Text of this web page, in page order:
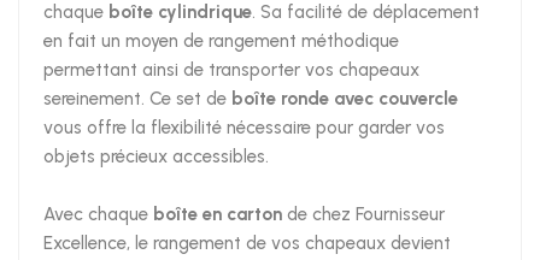
chaque boîte cylindrique. Sa facilité de déplacement
en fait un moyen de rangement méthodique
permettant ainsi de transporter vos chapeaux
sereinement. Ce set de boîte ronde avec couvercle
vous offre la flexibilité nécessaire pour garder vos
objets précieux accessibles.
Avec chaque boîte en carton de chez Fournisseur
Excellence, le rangement de vos chapeaux devient